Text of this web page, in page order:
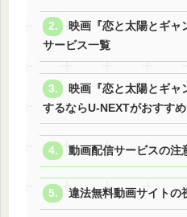
映画『恋と太陽とギャ
サービス一覧
映画『恋と太陽とギャ
するならU-NEXTがおすすめ
動画配信サービスの注
違法無料動画サイトの